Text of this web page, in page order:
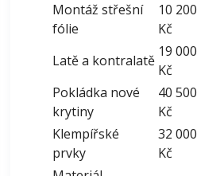
Montáž střešní
fólie
10 200
Kč
Latě a kontralatě
19 000
Kč
Pokládka nové
krytiny
40 500
Kč
Klempířské
prvky
32 000
Kč